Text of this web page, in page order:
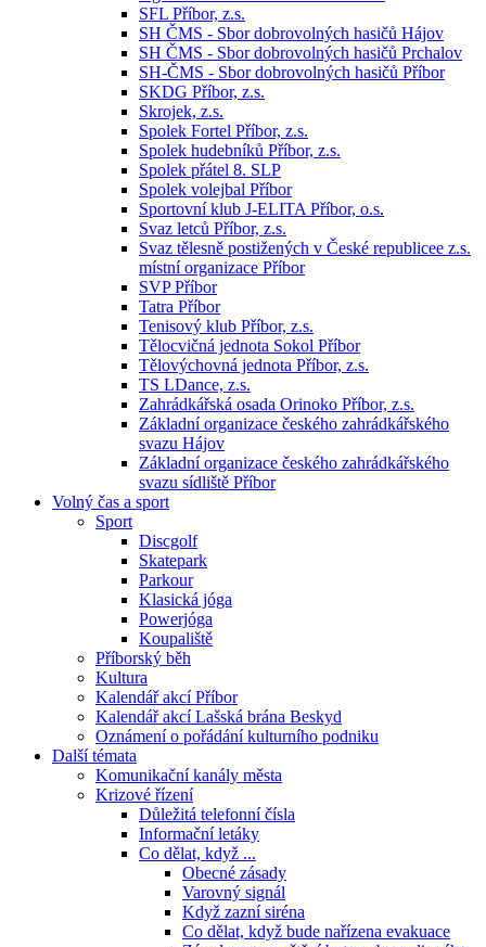
SFL Příbor, z.s.
SH ČMS - Sbor dobrovolných hasičů Hájov
SH ČMS - Sbor dobrovolných hasičů Prchalov
SH-ČMS - Sbor dobrovolných hasičů Příbor
SKDG Příbor, z.s.
Skrojek, z.s.
Spolek Fortel Příbor, z.s.
Spolek hudebníků Příbor, z.s.
Spolek přátel 8. SLP
Spolek volejbal Příbor
Sportovní klub J-ELITA Příbor, o.s.
Svaz letců Příbor, z.s.
Svaz tělesně postižených v České republicee z.s.
místní organizace Příbor
SVP Příbor
Tatra Příbor
Tenisový klub Příbor, z.s.
Tělocvičná jednota Sokol Příbor
Tělovýchovná jednota Příbor, z.s.
TS LDance, z.s.
Zahrádkářská osada Orinoko Příbor, z.s.
Základní organizace českého zahrádkářského
svazu Hájov
Základní organizace českého zahrádkářského
svazu sídliště Příbor
Volný čas a sport
Sport
Discgolf
Skatepark
Parkour
Klasická jóga
Powerjóga
Koupaliště
Příborský běh
Kultura
Kalendář akcí Příbor
Kalendář akcí Lašská brána Beskyd
Oznámení o pořádání kulturního podniku
Další témata
Komunikační kanály města
Krizové řízení
Důležitá telefonní čísla
Informační letáky
Co dělat, když ...
Obecné zásady
Varovný signál
Když zazní siréna
Co dělat, když bude nařízena evakuace